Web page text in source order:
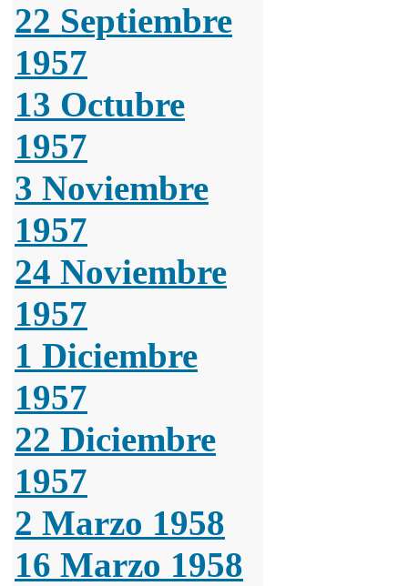
22 Septiembre
1957
13 Octubre
1957
3 Noviembre
1957
24 Noviembre
1957
1 Diciembre
1957
22 Diciembre
1957
2 Marzo 1958
16 Marzo 1958